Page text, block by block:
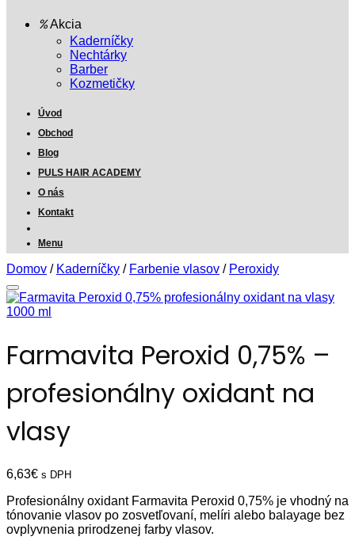
Akcia
Kaderníčky
Nechtárky
Barber
Kozmetičky
Úvod
Obchod
Blog
PULS HAIR ACADEMY
O nás
Kontakt
Menu
Domov / Kaderníčky / Farbenie vlasov / Peroxidy
Farmavita Peroxid 0,75% –
profesionálny oxidant na
vlasy
6,63€ s DPH
Profesionálny oxidant Farmavita Peroxid 0,75% je vhodný na
tónovanie vlasov po zosvetľovaní, melíri alebo balayage bez
ovplyvnenia prirodzenej farby vlasov.